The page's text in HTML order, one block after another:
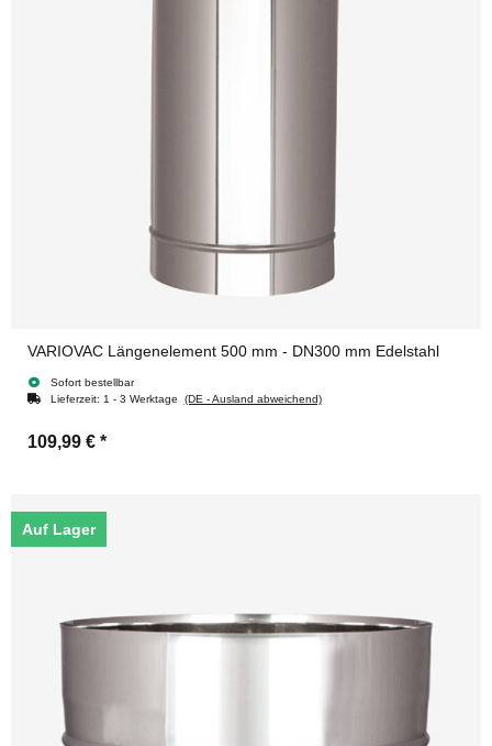
VARIOVAC Längenelement 500 mm - DN300 mm Edelstahl
Sofort bestellbar
Lieferzeit: 1 - 3 Werktage (DE - Ausland abweichend)
109,99 € *
Auf Lager